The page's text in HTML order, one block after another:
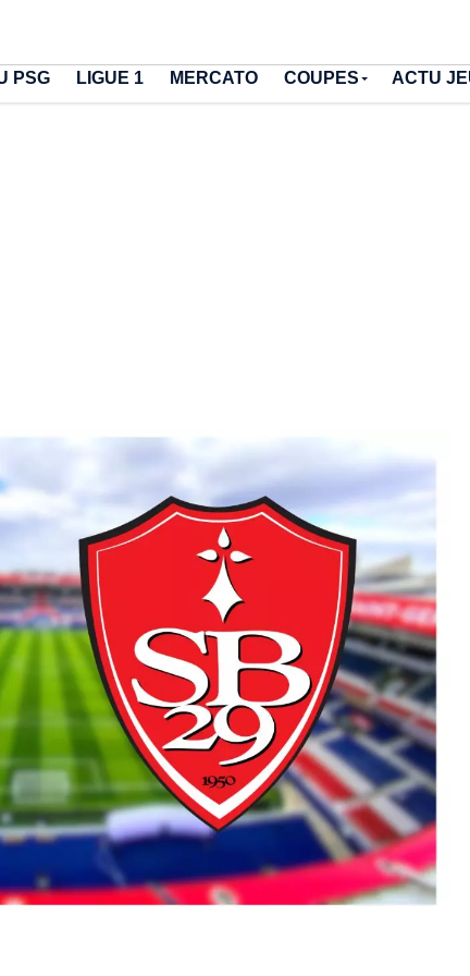
PSG LIGUE 1 MERCATO COUPES ACTU